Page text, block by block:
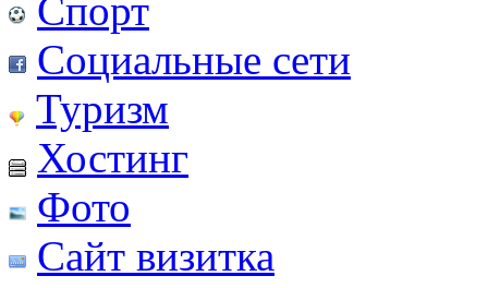
Спорт
Социальные сети
Туризм
Хостинг
Фото
Сайт визитка